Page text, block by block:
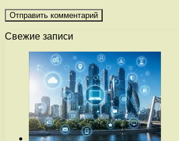
Свежие записи